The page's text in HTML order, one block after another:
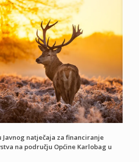
Javnog natječaja za financiranje
na području Općine Karlobag u